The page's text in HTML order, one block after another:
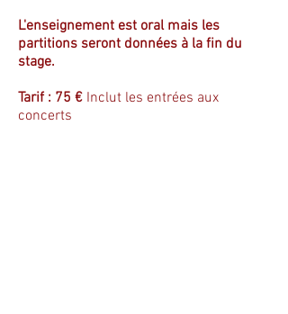
L'enseignement est oral mais les
partitions seront données à la fin du
stage.
Tarif : 75 € Inclut les entrées aux
concerts